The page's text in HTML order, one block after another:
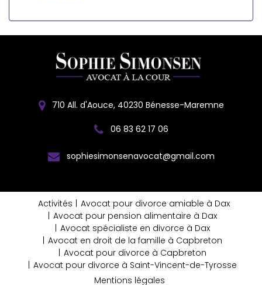
710 All. d'Aouce, 40230 Bénesse-Maremne
06 83 62 17 06
sophiesimonsenavocat@gmail.com
Activités
Avocat pour divorce amiable à Dax
Avocat pour pension alimentaire à Dax
Avocat spécialiste en divorce à Dax
Avocat en droit de la famille à Capbreton
Avocat pour divorce à Capbreton
Avocat pour divorce à Saint-Vincent-de-Tyrosse
Mentions légales